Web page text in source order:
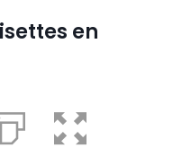
en